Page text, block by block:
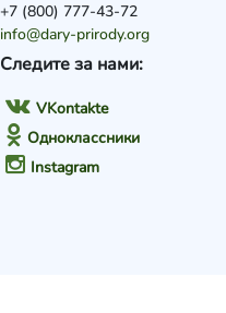
Следите за нами:
VKontakte
Одноклассники
Instagram
+7 (800) 777-43-72
info@dary-prirody.org